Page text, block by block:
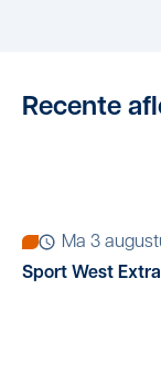
Recente
ma 3
Sport West